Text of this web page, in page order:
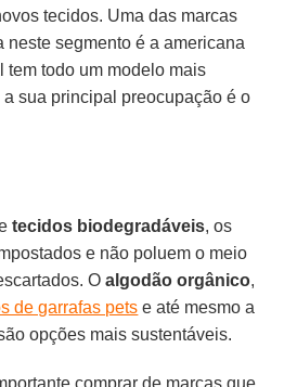
tecidos. Uma das marcas
neste segmento é a americana
tem todo um modelo mais
sua principal preocupação é o
tecidos biodegradáveis, os
e não poluem o meio
Oalgodão orgânico,
de garrafas pets e até mesmo a
opções mais sustentáveis.
comprar de marcas que